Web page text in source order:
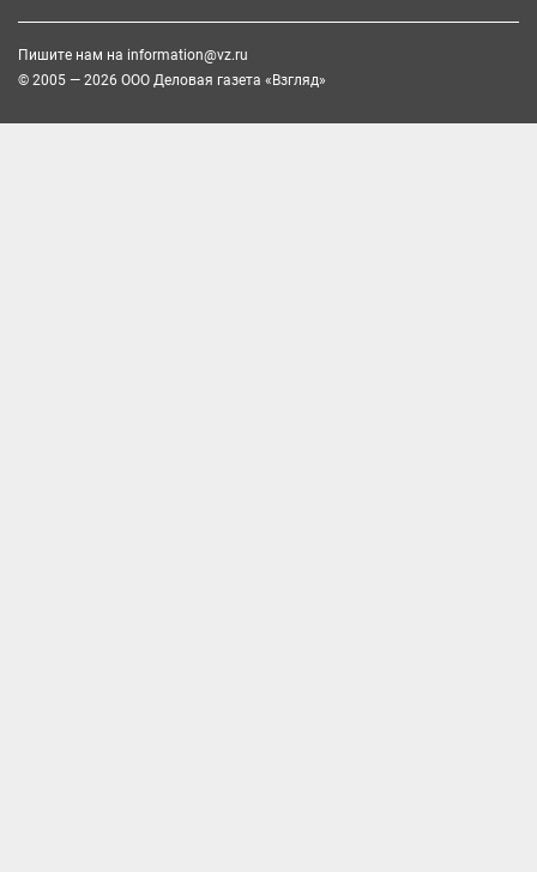
Пишите нам на information@vz.ru
© 2005 — 2026 ООО Деловая газета «Взгляд»